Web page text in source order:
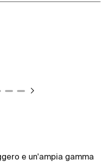
e un'ampia gamma